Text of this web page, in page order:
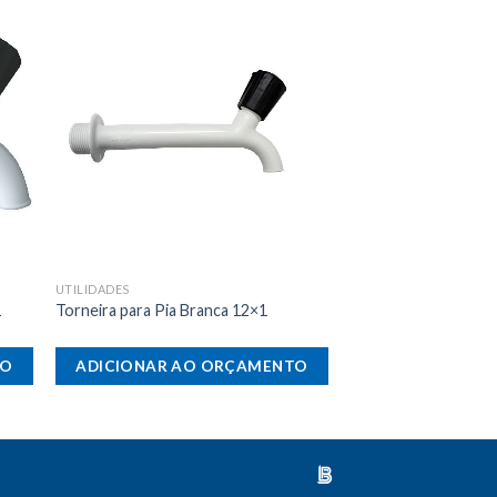
aos meus
desejos
UTILIDADES
Torneira para Pia Branca 12×1
ADICIONAR AO ORÇAMENTO